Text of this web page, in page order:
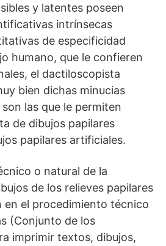
y latentes poseen
intrínsecas
de especificidad
humano, que le confieren
el dactiloscopista
bien dichas minucias
las que le permiten
de dibujos papilares
papilares artificiales.
o natural de la
de los relieves papilares
en el procedimiento técnico
(Conjunto de los
imprimir textos, dibujos,